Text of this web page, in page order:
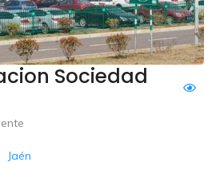
Sociedad
Jaén